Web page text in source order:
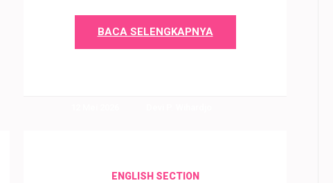
BACA SELENGKAPNYA
ENGLISH SECTION